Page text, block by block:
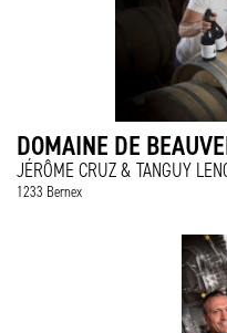
DOMAINE DE
JÉRÔME CRUZ & TANGUY
1233 Bernex